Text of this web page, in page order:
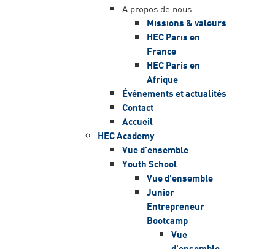
A propos de nous
Missions & valeurs
HEC Paris en
France
HEC Paris en
Afrique
Événements et actualités
Contact
Accueil
HEC Academy
Vue d'ensemble
Youth School
Vue d'ensemble
Junior
Entrepreneur
Bootcamp
Vue